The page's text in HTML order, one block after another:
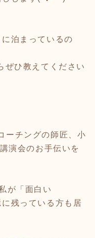
泊まっているの
ぜひ教えてください
ーチングの師匠、小
演会のお手伝いを
が「面白い
残っている方も居